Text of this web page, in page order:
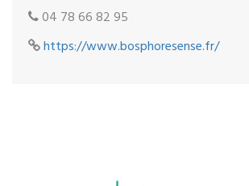
04 78 66 82 95
https://www.bosphoresense.fr/